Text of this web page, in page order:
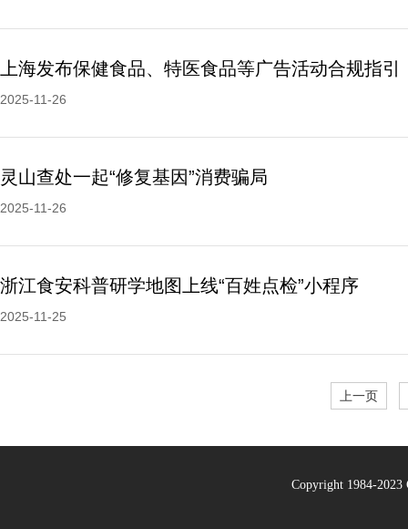
上海发布保健食品、特医食品等广告活动合规指引
2025-11-26
灵山查处一起“修复基因”消费骗局
2025-11-26
浙江食安科普研学地图上线“百姓点检”小程序
2025-11-25
上一页
Copyright 1984-